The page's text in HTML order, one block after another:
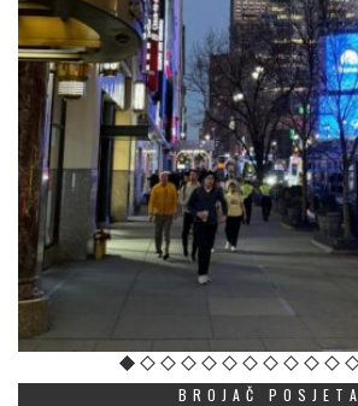
BROJAČ POSJETA